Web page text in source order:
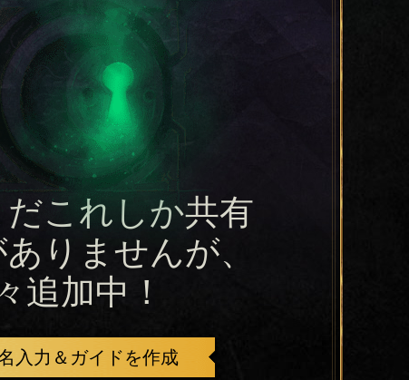
これしか共有
りませんが、
追加中！
入力＆ガイドを作成